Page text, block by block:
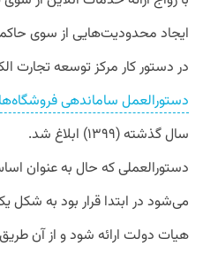
در دستور کار مرکز توسعه تجارت
دستورالعمل ساماندهی
سال گذشته (۱۳۹۹) ابلاغ شد.
دستورالعملی که حال به عنوان
می‌شود در ابتدا قرار بود به شکل
هیات دولت ارائه شود و از آن